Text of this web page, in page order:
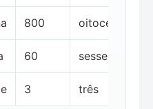
800 oitocentos
60 sessenta
3 três